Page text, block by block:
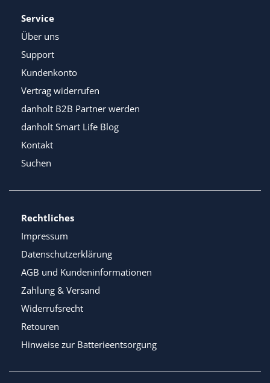
Service
Über uns
Support
Kundenkonto
Vertrag widerrufen
danholt B2B Partner werden
danholt Smart Life Blog
Kontakt
Suchen
Rechtliches
Impressum
Datenschutzerklärung
AGB und Kundeninformationen
Zahlung & Versand
Widerrufsrecht
Retouren
Hinweise zur Batterieentsorgung